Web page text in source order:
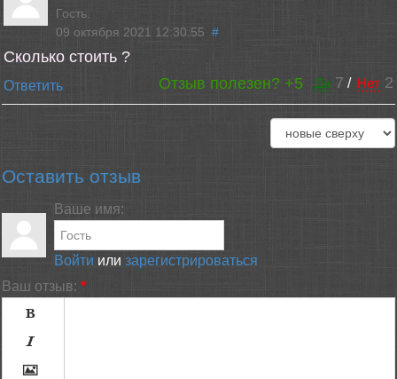
Гость.
09 октября 2021 12:30:55
#
Сколько стоить ?
Да 7 / Нет 2
Отзыв полезен? +5
Ответить
Оставить отзыв
Ваше имя:
Войти илизарегистрироваться
Ваш отзыв: *


